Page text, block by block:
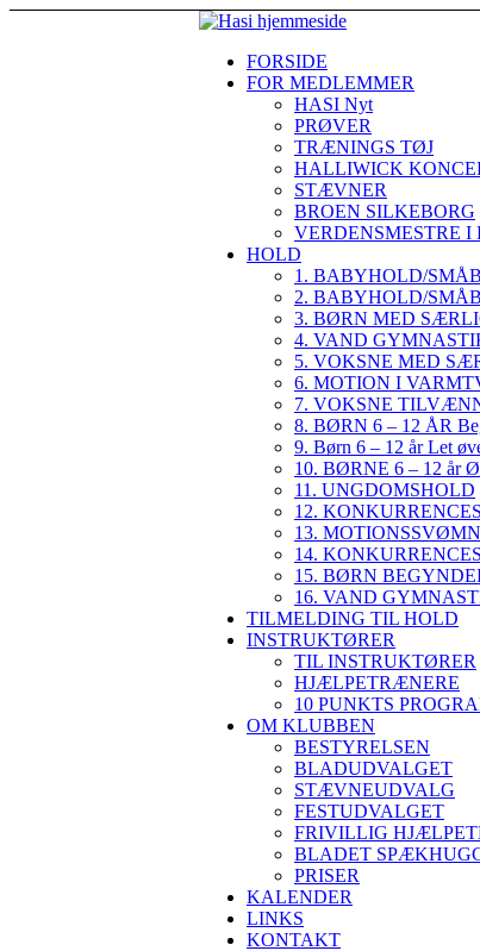
FORSIDE
FOR MEDLEMMER
HASI Nyt
PRØVER
TRÆNINGS TØJ
HALLIWICK
STÆVNER
BROEN SILKEBORG
VERDENSMESTRE
HOLD
1. BABYHOLD/
2. BABYHOLD/
3. BØRN MED
4. VAND
5. VOKSNE MED
6. MOTION I
7. VOKSNE
8. BØRN 6 – 12 ÅR
9. Børn 6 – 12 år Let
10. BØRNE 6 – 12 år
11. UNGDOMSHOLD
12.
13.
14.
15. BØRN
16. VAND
TILMELDING TIL HOLD
INSTRUKTØRER
TIL INSTRUKTØRER
HJÆLPETRÆNERE
10 PUNKTS
OM KLUBBEN
BESTYRELSEN
BLADUDVALGET
STÆVNEUDVALG
FESTUDVALGET
FRIVILLIG
BLADET
PRISER
KALENDER
LINKS
KONTAKT